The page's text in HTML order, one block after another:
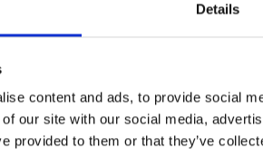
Details
content and ads, to provide social
our site with our social media,
provided to them or that they’ve